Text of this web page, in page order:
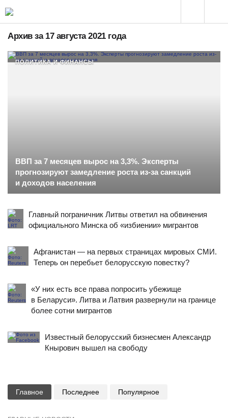
Архив за 17 августа 2021 года
ВВП за 7 месяцев вырос на 3,3%. Эксперты
прогнозируют замедление роста из-за санкций
и доходов населения
ПОЛИТИКА И ФИНАНСЫ
Главный пограничник Литвы ответил на обвинения
официального Минска об «избиении» мигрантов
Афганистан — на первых страницах мировых СМИ.
Теперь он перебьет белорусскую повестку?
«У них есть все права попросить убежище
в Беларуси». Литва и Латвия развернули на границе
более сотни мигрантов
Известный белорусский бизнесмен Александр
Кнырович вышел на свободу
Главное Последнее Популярное